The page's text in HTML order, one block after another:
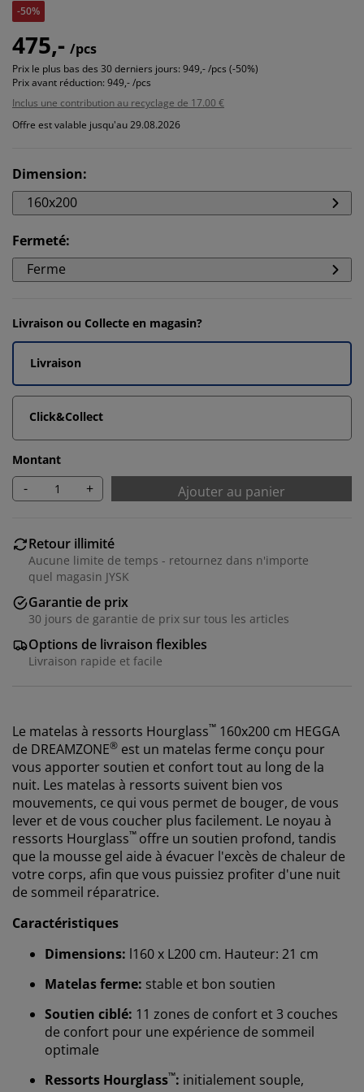
-50%
475,- /pcs
Prix le plus bas des 30 derniers jours: 949,- /pcs (-50%)
Prix avant réduction: 949,- /pcs
Inclus une contribution au recyclage de 17.00 €
Offre est valable jusqu'au 29.08.2026
Dimension:
160x200
Fermeté:
Ferme
Livraison ou Collecte en magasin?
Livraison
Click&Collect
Montant
- + Ajouter au panier
Retour illimité
Aucune limite de temps - retournez dans n'importe
quel magasin JYSK
Garantie de prix
30 jours de garantie de prix sur tous les articles
Options de livraison flexibles
Livraison rapide et facile
Le matelas à ressorts Hourglass™ 160x200 cm HEGGA
de DREAMZONE® est un matelas ferme conçu pour
vous apporter soutien et confort tout au long de la
nuit. Les matelas à ressorts suivent bien vos
mouvements, ce qui vous permet de bouger, de vous
lever et de vous coucher plus facilement. Le noyau à
ressorts Hourglass™ offre un soutien profond, tandis
que la mousse gel aide à évacuer l'excès de chaleur de
votre corps, afin que vous puissiez profiter d'une nuit
de sommeil réparatrice.
Caractéristiques
Dimensions: l160 x L200 cm. Hauteur: 21 cm
Matelas ferme: stable et bon soutien
Soutien ciblé: 11 zones de confort et 3 couches
de confort pour une expérience de sommeil
optimale
Ressorts Hourglass™: initialement souple,